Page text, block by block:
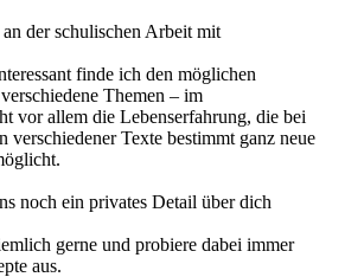
der schulischen Arbeit mit
finde ich den möglichen
Themen – im
vor allem die Lebenserfahrung, die bei
verschiedener Texte bestimmt ganz neue
noch ein privates Detail über dich
gerne und probiere dabei immer
aus.